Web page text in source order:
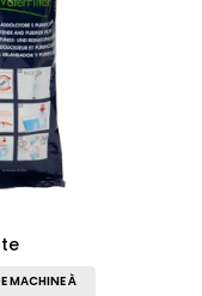
MACHINE À